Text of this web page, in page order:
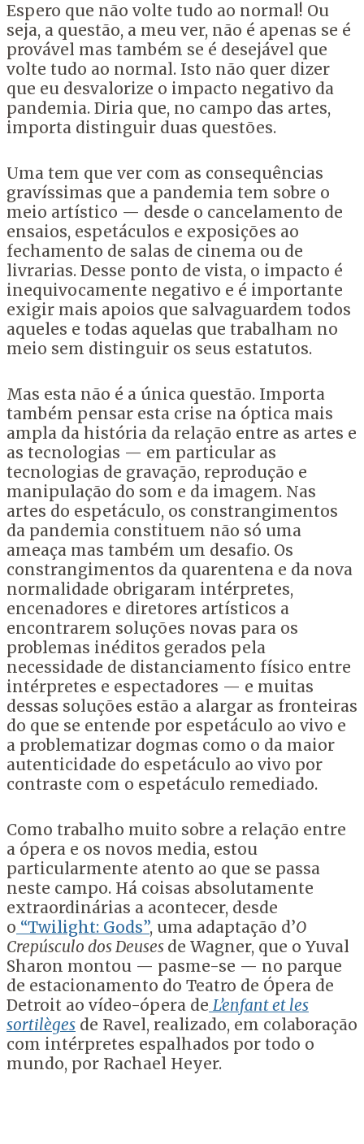
Espero que não volte tudo ao normal! Ou
seja, a questão, a meu ver, não é apenas se é
provável mas também se é desejável que
volte tudo ao normal. Isto não quer dizer
que eu desvalorize o impacto negativo da
pandemia. Diria que, no campo das artes,
importa distinguir duas questões.
Uma tem que ver com as consequências
gravíssimas que a pandemia tem sobre o
meio artístico — desde o cancelamento de
ensaios, espetáculos e exposições ao
fechamento de salas de cinema ou de
livrarias. Desse ponto de vista, o impacto é
inequivocamente negativo e é importante
exigir mais apoios que salvaguardem todos
aqueles e todas aquelas que trabalham no
meio sem distinguir os seus estatutos.
Mas esta não é a única questão. Importa
também pensar esta crise na óptica mais
ampla da história da relação entre as artes e
as tecnologias — em particular as
tecnologias de gravação, reprodução e
manipulação do som e da imagem. Nas
artes do espetáculo, os constrangimentos
da pandemia constituem não só uma
ameaça mas também um desafio. Os
constrangimentos da quarentena e da nova
normalidade obrigaram intérpretes,
encenadores e diretores artísticos a
encontrarem soluções novas para os
problemas inéditos gerados pela
necessidade de distanciamento físico entre
intérpretes e espectadores — e muitas
dessas soluções estão a alargar as fronteiras
do que se entende por espetáculo ao vivo e
a problematizar dogmas como o da maior
autenticidade do espetáculo ao vivo por
contraste com o espetáculo remediado.
Como trabalho muito sobre a relação entre
a ópera e os novos media, estou
particularmente atento ao que se passa
neste campo. Há coisas absolutamente
extraordinárias a acontecer, desde
o “Twilight: Gods”, uma adaptação d’O
Crepúsculo dos Deuses de Wagner, que o Yuval
Sharon montou — pasme-se — no parque
de estacionamento do Teatro de Ópera de
Detroit ao vídeo-ópera de L’enfant et les
sortilèges de Ravel, realizado, em colaboração
com intérpretes espalhados por todo o
mundo, por Rachael Heyer.